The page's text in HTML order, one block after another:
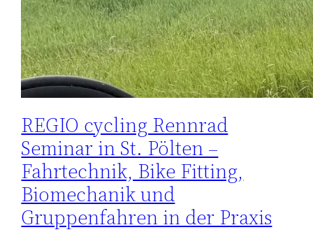
REGIO cycling Rennrad
Seminar in St. Pölten –
Fahrtechnik, Bike Fitting,
Biomechanik und
Gruppenfahren in der Praxis